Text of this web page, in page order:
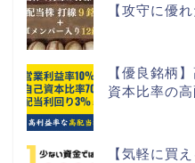
【攻守に優
【優良銘柄
資本比率の
【気軽に買